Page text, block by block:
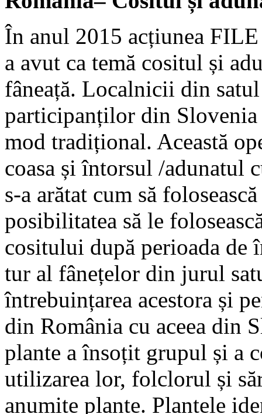
În anul 2015 acțiunea
a avut ca temă cositul și
fâneață. Localnicii din
participanților din
mod tradițional. Această
coasa și întorsul /adunatul
s-a arătat cum să
posibilitatea să le
cositului după perioada
tur al fânețelor din jurul
întrebuințarea acestora și
din România cu aceea din
plante a însoțit grupul și a
utilizarea lor, folclorul și
anumite plante. Plantele